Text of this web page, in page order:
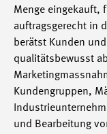
Menge eingekauft,
auftragsgerecht in
berätst Kunden
qualitätsbewusst
Kundengruppen,
und Bearbeitung